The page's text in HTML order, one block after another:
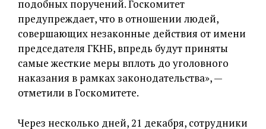
подобных поручений. Госкомитет
предупреждает, что в отношении людей,
совершающих незаконные действия от имени
председателя ГКНБ, впредь будут приняты
самые жесткие меры вплоть до уголовного
наказания в рамках законодательства», —
отметили в Госкомитете.
Через несколько дней, 21 декабря, сотрудники